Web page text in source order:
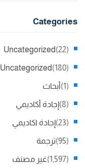
Categories
Uncategorized (22)
Uncategorized (180)
أبحاث (1)
إجادة أكاديمي (8)
إجادة اكاديمي (23)
ترجمة (95)
غير مصنف (1,597)